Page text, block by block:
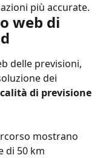
più accurate.
web di
delle previsioni,
dei
di previsione
mostrano
di 50 km